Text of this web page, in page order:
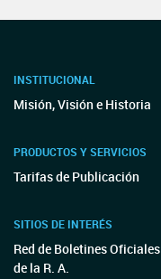
INSTITUCIONAL
Misión, Visión e Historia
PRODUCTOS Y SERVICIOS
Tarifas de Publicación
SITIOS DE INTERÉS
Red de Boletines Oficiales
de la R. A.